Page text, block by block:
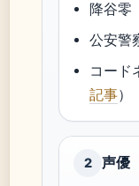
降谷零
公安警
コード
記事）
2 声優